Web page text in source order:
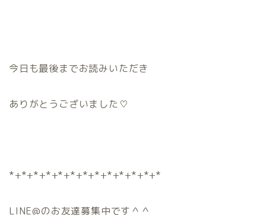
今日も最後までお読みいただき
ありがとうございました♡
*+*+*+*+*+*+*+*+*+*+*+*+*
LINE@のお友達募集中です＾＾